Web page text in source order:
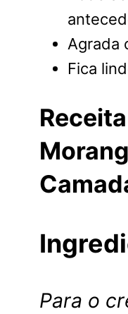
Agrada
Fica
Para o